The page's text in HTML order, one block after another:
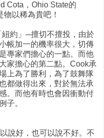
Cota，Ohio State的
以稀為貴吧！
約」─擅切不擅投，由於
帳加一的機率很大，切傳
專家們擔心的一點。而他
家擔心的第二點。Cook承
上為了勝利，為了鼓舞隊
都做得出來，對於無法承
。而他有時也會因衝動付
子。
說好，也可以說不好。不